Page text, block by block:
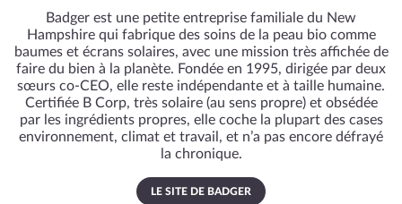
Badger est une petite entreprise familiale du New
Hampshire qui fabrique des soins de la peau bio comme
baumes et écrans solaires, avec une mission très affichée de
faire du bien à la planète. Fondée en 1995, dirigée par deux
sœurs co‑CEO, elle reste indépendante et à taille humaine.
Certifiée B Corp, très solaire (au sens propre) et obsédée
par les ingrédients propres, elle coche la plupart des cases
environnement, climat et travail, et n’a pas encore défrayé
la chronique.
LE SITE DE BADGER